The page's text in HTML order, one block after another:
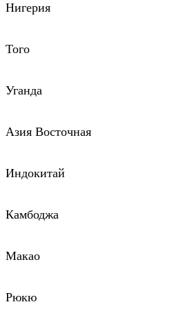
Нигерия
Того
Уганда
Азия Восточная
Индокитай
Камбоджа
Макао
Рюкю